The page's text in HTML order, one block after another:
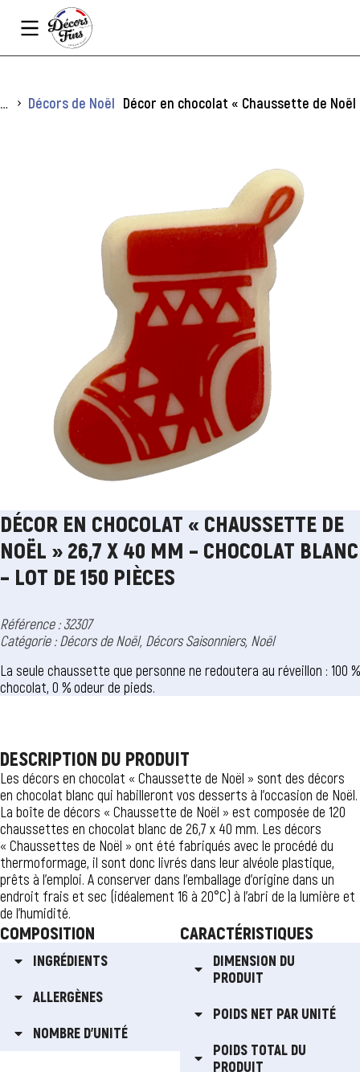
Vous êtes ici :
Décors de Noël Décor en chocolat « Chaussette de Noël
DÉCOR EN CHOCOLAT « CHAUSSETTE DE
NOËL » 26,7 X 40 MM – CHOCOLAT BLANC
– LOT DE 150 PIÈCES
Référence : 32307
Catégorie :Décors de Noël, Décors Saisonniers, Noël
La seule chaussette que personne ne redoutera au réveillon : 100 %
chocolat, 0 % odeur de pieds.
DESCRIPTION DU PRODUIT
Les décors en chocolat « Chaussette de Noël » sont des décors
en chocolat blanc qui habilleront vos desserts à l’occasion de Noël.
La boîte de décors « Chaussette de Noël » est composée de 120
chaussettes en chocolat blanc de 26,7 x 40 mm. Les décors
« Chaussettes de Noël » ont été fabriqués avec le procédé du
thermoformage, il sont donc livrés dans leur alvéole plastique,
prêts à l’emploi. A conserver dans l’emballage d’origine dans un
endroit frais et sec (idéalement 16 à 20°C) à l’abri de la lumière et
de l’humidité.
COMPOSITION
INGRÉDIENTS
ALLERGÈNES
NOMBRE D'UNITÉ
CARACTÉRISTIQUES
DIMENSION DU
PRODUIT
POIDS NET PAR UNITÉ
POIDS TOTAL DU
PRODUIT
Panneau de gestion des cookies